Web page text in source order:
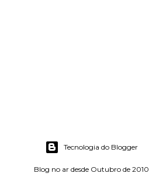
Tecnologia do Blogger
Blog no ar desde Outubro de 2010